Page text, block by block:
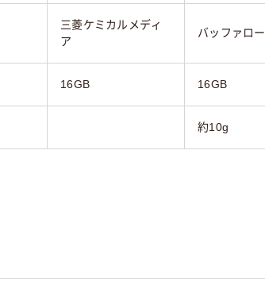
三菱ケミカルメディ
ア
バッファロー
16GB 16GB
約10g